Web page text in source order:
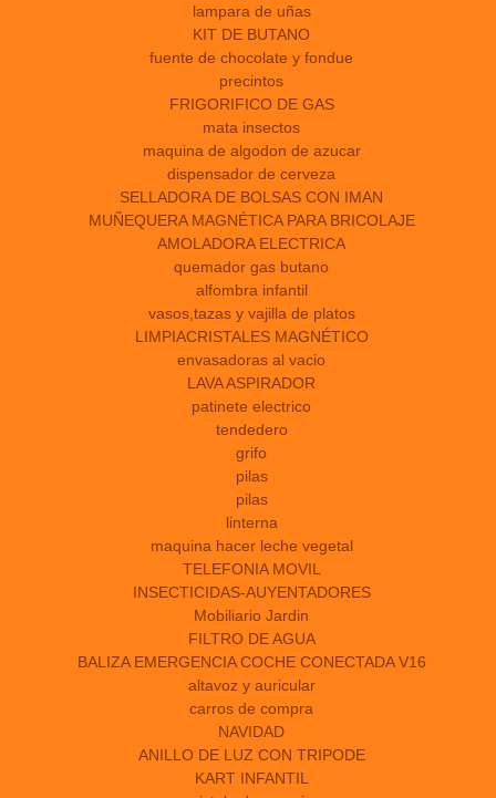
lampara de uñas
KIT DE BUTANO
fuente de chocolate y fondue
precintos
FRIGORIFICO DE GAS
mata insectos
maquina de algodon de azucar
dispensador de cerveza
SELLADORA DE BOLSAS CON IMAN
MUÑEQUERA MAGNÉTICA PARA BRICOLAJE
AMOLADORA ELECTRICA
quemador gas butano
alfombra infantil
vasos,tazas y vajilla de platos
LIMPIACRISTALES MAGNÉTICO
envasadoras al vacio
LAVA ASPIRADOR
patinete electrico
tendedero
grifo
pilas
pilas
linterna
maquina hacer leche vegetal
TELEFONIA MOVIL
INSECTICIDAS-AUYENTADORES
Mobiliario Jardin
FILTRO DE AGUA
BALIZA EMERGENCIA COCHE CONECTADA V16
altavoz y auricular
carros de compra
NAVIDAD
ANILLO DE LUZ CON TRIPODE
KART INFANTIL